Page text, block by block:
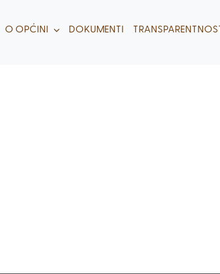
O OPĆINI DOKUMENTI TRANSPARENTNOST